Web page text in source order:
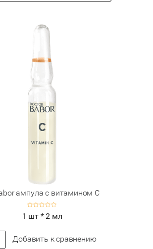
ампула с витамином С
1 шт * 2 мл
Добавить к сравнению